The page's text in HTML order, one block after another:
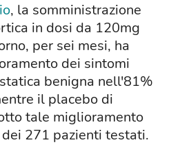
, la somministrazione
in dosi da 120mg
per sei mesi, ha
dei sintomi
benigna nell'81%
il placebo di
tale miglioramento
271 pazienti testati.